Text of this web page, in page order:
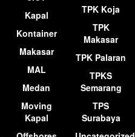
Kapal
Kontainer
Makasar
MAL
Medan
Moving
Kapal
TPK Koja
TPK
Makasar
TPK Palaran
TPKS
Semarang
TPS
Surabaya